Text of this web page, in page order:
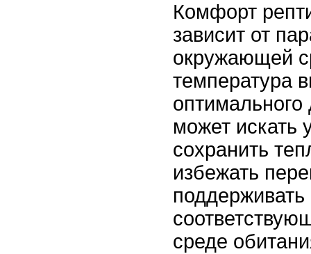
Комфорт
зависит от
окружающей
температура
может искать
сохранить
избежать
среде